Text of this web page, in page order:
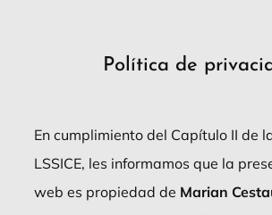
Política de
En cumplimiento del Capítulo II de
LSSICE, les informamos que la
web es propiedad de Marian